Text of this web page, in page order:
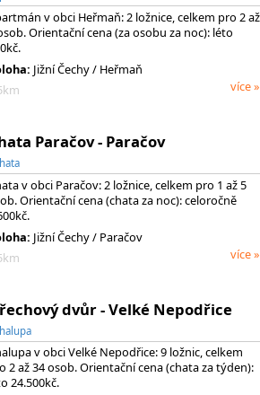
v obci Heřmaň: 2 ložnice, celkem pro 2 až
Orientační cena (za osobu za noc): léto
Jižní Čechy / Heřmaň
více »
Paračov - Paračov
v obci Paračov: 2 ložnice, celkem pro 1 až 5
Orientační cena (chata za noc): celoročně
Jižní Čechy / Paračov
více »
dvůr - Velké Nepodřice
v obci Velké Nepodřice: 9 ložnic, celkem
2 až 34 osob. Orientační cena (chata za týden):
24.500kč.